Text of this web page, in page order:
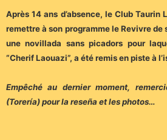
Après 14 ans d’absence, le Club Taurin
remettre à son programme le Revivre de
une novillada sans picadors pour
“Cherif Laouazi”, a été remis en piste à
Empêché au dernier moment,
(Torería) pour la reseña et les photos…